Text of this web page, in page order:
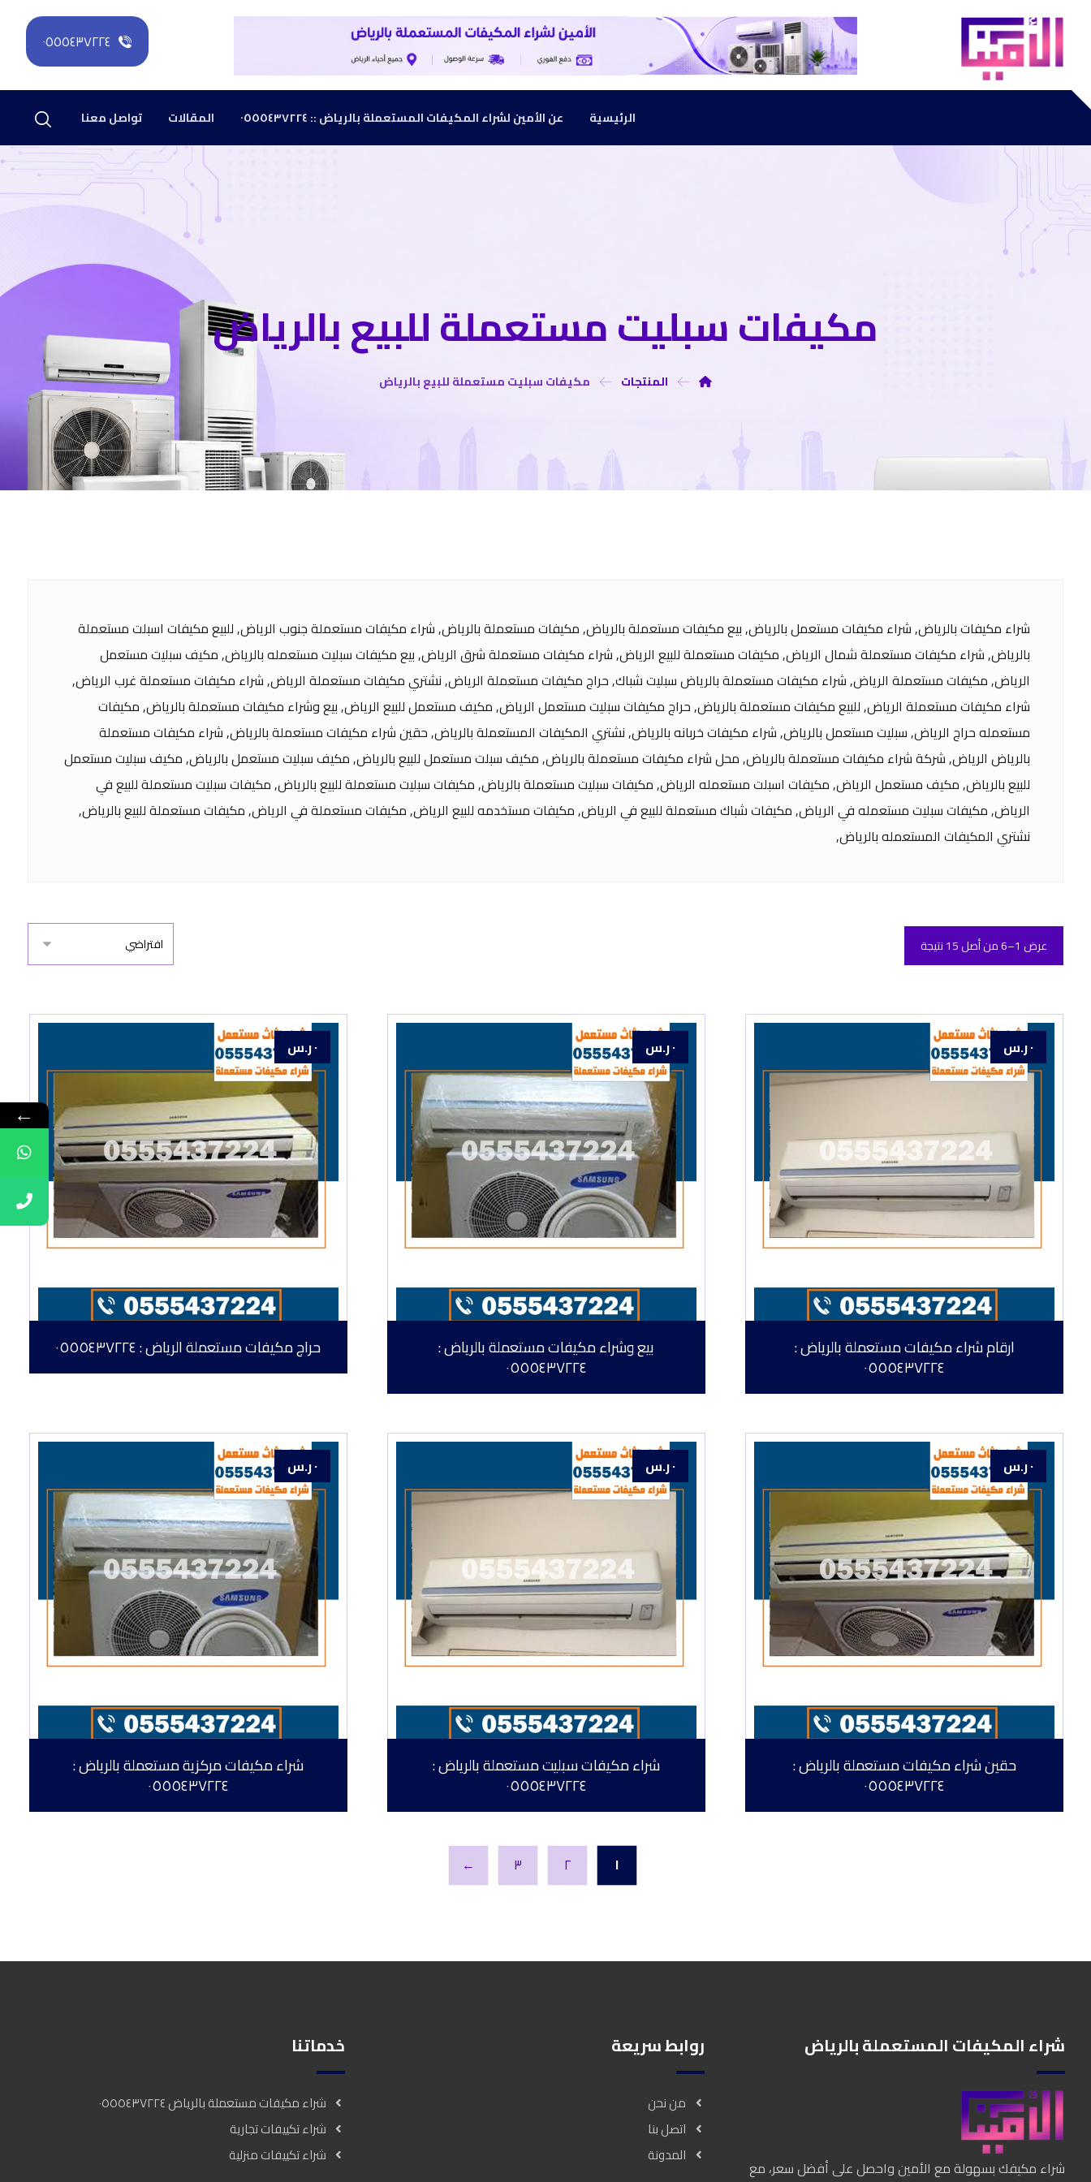
٠٥٥٥٤٣٧٢٢٤
الرئيسية عن الأمين لشراء المكيفات المستعملة بالرياض :: ٠٥٥٥٤٣٧٢٢٤ المقالات تواصل معنا
مكيفات سبليت مستعملة للبيع بالرياض
المنتجات مكيفات سبليت مستعملة للبيع بالرياض
شراء مكيفات بالرياض, شراء مكيفات مستعمل بالرياض, بيع مكيفات مستعملة بالرياض, مكيفات مستعملة بالرياض, شراء مكيفات مستعملة جنوب الرياض, للبيع مكيفات اسبلت مستعملة
بالرياض, شراء مكيفات مستعملة شمال الرياض, مكيفات مستعملة للبيع الرياض, شراء مكيفات مستعملة شرق الرياض, بيع مكيفات سبليت مستعمله بالرياض, مكيف سبليت مستعمل
الرياض, مكيفات مستعملة الرياض, شراء مكيفات مستعملة بالرياض سبليت شباك, حراج مكيفات مستعملة الرياض, نشتري مكيفات مستعملة الرياض, شراء مكيفات مستعملة غرب الرياض,
شراء مكيفات مستعملة الرياض, للبيع مكيفات مستعملة بالرياض, حراج مكيفات سبليت مستعمل الرياض, مكيف مستعمل للبيع الرياض, بيع وشراء مكيفات مستعملة بالرياض, مكيفات
مستعمله حراج الرياض, سبليت مستعمل بالرياض, شراء مكيفات خربانه بالرياض, نشتري المكيفات المستعملة بالرياض, حقين شراء مكيفات مستعملة بالرياض, شراء مكيفات مستعملة
بالرياض الرياض, شركة شراء مكيفات مستعملة بالرياض, محل شراء مكيفات مستعملة بالرياض, مكيف سبلت مستعمل للبيع بالرياض, مكيف سبليت مستعمل بالرياض, مكيف سبليت مستعمل
للبيع بالرياض, مكيف مستعمل الرياض, مكيفات اسبلت مستعمله الرياض, مكيفات سبليت مستعملة بالرياض, مكيفات سبليت مستعملة للبيع بالرياض, مكيفات سبليت مستعملة للبيع في
الرياض, مكيفات سبليت مستعمله في الرياض, مكيفات شباك مستعملة للبيع في الرياض, مكيفات مستخدمه للبيع الرياض, مكيفات مستعملة في الرياض, مكيفات مستعملة للبيع بالرياض,
نشتري المكيفات المستعمله بالرياض,
عرض 1–6 من أصل 15 نتيجة
ارقام شراء مكيفات مستعملة بالرياض :
٠٥٥٥٤٣٧٢٢٤
٠ر.س
بيع وشراء مكيفات مستعملة بالرياض :
٠٥٥٥٤٣٧٢٢٤
٠ر.س
حراج مكيفات مستعملة الرياض : ٠٥٥٥٤٣٧٢٢٤
٠ر.س
حقين شراء مكيفات مستعملة بالرياض :
٠٥٥٥٤٣٧٢٢٤
٠ر.س
شراء مكيفات سبليت مستعملة بالرياض :
٠٥٥٥٤٣٧٢٢٤
٠ر.س
شراء مكيفات مركزية مستعملة بالرياض :
٠٥٥٥٤٣٧٢٢٤
٠ر.س
١ ٢ ٣ ←
شراء المكيفات المستعملة بالرياض
شراء مكيفك بسهولة مع الأمين واحصل على أفضل سعر، مع
روابط سريعة
من نحن
اتصل بنا
المدونة
خدماتنا
شراء مكيفات مستعملة بالرياض ٠٥٥٥٤٣٧٢٢٤
شراء تكييفات تجارية
شراء تكييفات منزلية
←